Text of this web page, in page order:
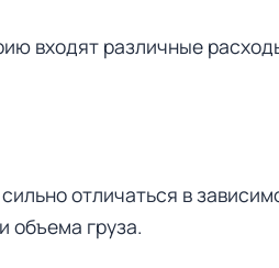
входят различные
отличаться в
объема груза.